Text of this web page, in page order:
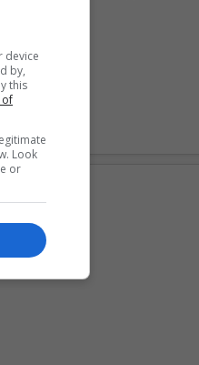
device
by,
this
of
Look
or